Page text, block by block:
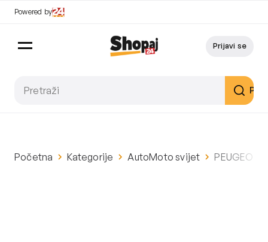
Powered by
Prijavi se
Početna Kategorije AutoMoto svijet PEUGEOT